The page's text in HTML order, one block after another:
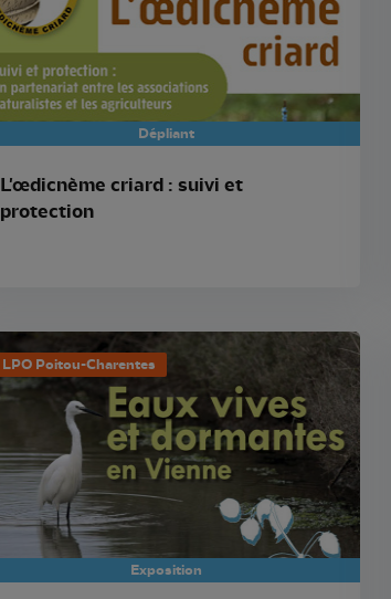
Dépliant
L'œdicnème criard : suivi et
protection
LPO Poitou-Charentes
Exposition